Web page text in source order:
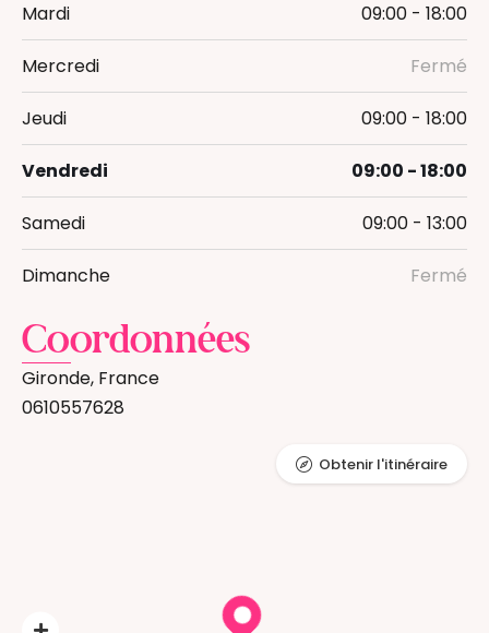
Mardi 09:00 - 18:00
Mercredi Fermé
Jeudi 09:00 - 18:00
Vendredi 09:00 - 18:00
Samedi 09:00 - 13:00
Dimanche Fermé
Coordonnées
Gironde, France
0610557628
Obtenir l'itinéraire